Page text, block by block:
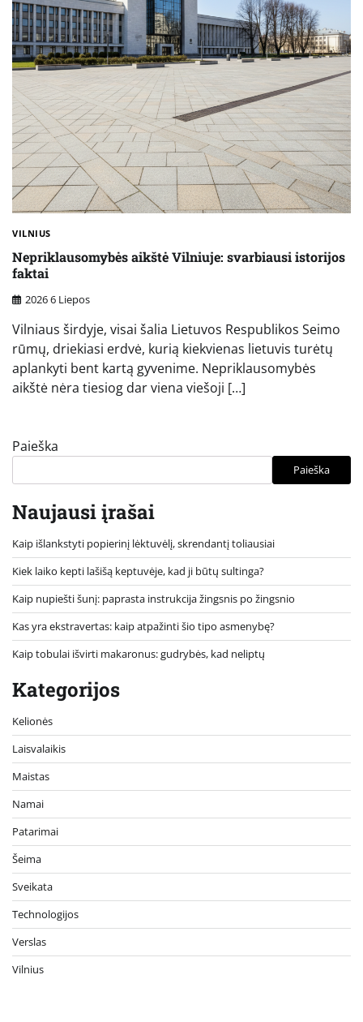
VILNIUS
Nepriklausomybės aikštė Vilniuje: svarbiausi istorijos
faktai
2026 6 Liepos
Vilniaus širdyje, visai šalia Lietuvos Respublikos Seimo
rūmų, driekiasi erdvė, kurią kiekvienas lietuvis turėtų
aplankyti bent kartą gyvenime. Nepriklausomybės
aikštė nėra tiesiog dar viena viešoji […]
Paieška
Paieška
Naujausi įrašai
Kaip išlankstyti popierinį lėktuvėlį, skrendantį toliausiai
Kiek laiko kepti lašišą keptuvėje, kad ji būtų sultinga?
Kaip nupiešti šunį: paprasta instrukcija žingsnis po žingsnio
Kas yra ekstravertas: kaip atpažinti šio tipo asmenybę?
Kaip tobulai išvirti makaronus: gudrybės, kad neliptų
Kategorijos
Kelionės
Laisvalaikis
Maistas
Namai
Patarimai
Šeima
Sveikata
Technologijos
Verslas
Vilnius